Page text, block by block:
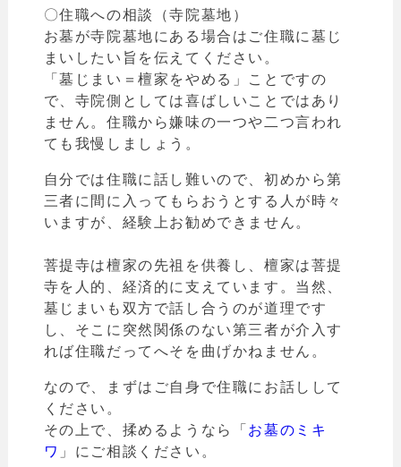
〇住職への相談（寺院墓地）
お墓が寺院墓地にある場合はご住職に墓じ
まいしたい旨を伝えてください。
「墓じまい＝檀家をやめる 」ことですの
で、 寺院側としては喜ばしいことではあり
ません。住職から嫌味の一つや二つ言われ
ても我慢しましょう。
自分では住職に話し難いので、初めから第
三者に間に入ってもらおうとする人が時々
いますが、経験上お勧めできません。
菩提寺は檀家の先祖を供養し、檀家は菩提
寺を人的、経済的に支えています。当然、
墓じまいも双方で話し合うのが道理です
し、 そこに突然関係のない第三者が介入す
れば住職だってへそを曲げかねません。
なので、まずはご自身で住職にお話しして
ください。
その上で、揉めるようなら「 お墓のミキ
ワ 」 にご相談ください。